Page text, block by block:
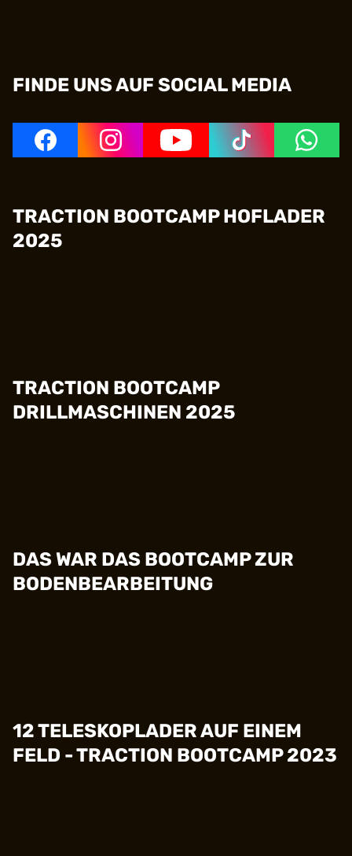
FINDE UNS AUF SOCIAL MEDIA
TRACTION BOOTCAMP HOFLADER
2025
TRACTION BOOTCAMP
DRILLMASCHINEN 2025
DAS WAR DAS BOOTCAMP ZUR
BODENBEARBEITUNG
12 TELESKOPLADER AUF EINEM
FELD - TRACTION BOOTCAMP 2023